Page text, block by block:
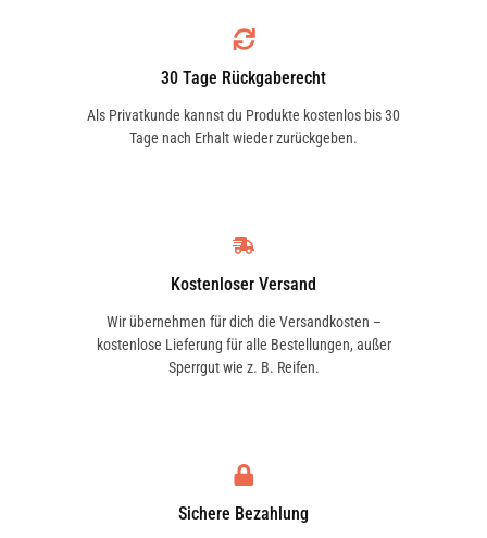
30 Tage Rückgaberecht
Als Privatkunde kannst du Produkte kostenlos bis 30
Tage nach Erhalt wieder zurückgeben.
Kostenloser Versand
Wir übernehmen für dich die Versandkosten –
kostenlose Lieferung für alle Bestellungen, außer
Sperrgut wie z. B. Reifen.
Sichere Bezahlung